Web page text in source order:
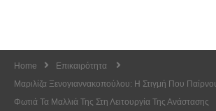
Home
Επικαιρότητα
Μαριλίζα Ξενογιαννακοπούλου: Η Στιγμή Που
Φωτιά Τα Μαλλιά Της Στη Λειτουργία Της Ανάστασης